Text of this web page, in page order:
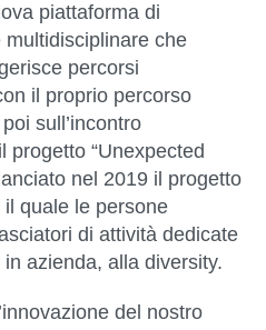
piattaforma di
che
percorsi
il proprio percorso
sull’incontro
progetto “Unexpected
nel 2019 il progetto
quale le persone
di attività dedicate
azienda, alla diversity.
del nostro